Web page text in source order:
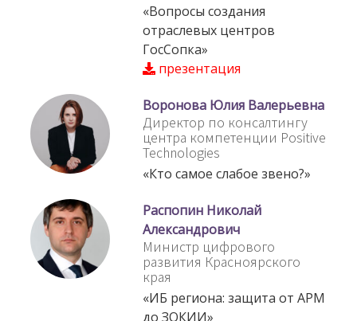
«Вопросы создания
отраслевых центров
ГосСопка»
презентация
Воронова Юлия Валерьевна
Директор по консалтингу
центра компетенции Positive
Technologies
«Кто самое слабое звено?»
Распопин Николай
Александрович
Министр цифрового
развития Красноярского
края
«ИБ региона: защита от АРМ
до ЗОКИИ»